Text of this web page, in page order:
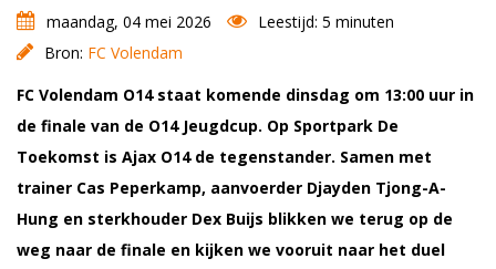
maandag, 04 mei 2026
Leestijd: 5 minuten
Bron: FC Volendam
FC Volendam O14 staat komende dinsdag om 13:00 uur in
de finale van de O14 Jeugdcup. Op Sportpark De
Toekomst is Ajax O14 de tegenstander. Samen met
trainer Cas Peperkamp, aanvoerder Djayden Tjong-A-
Hung en sterkhouder Dex Buijs blikken we terug op de
weg naar de finale en kijken we vooruit naar het duel